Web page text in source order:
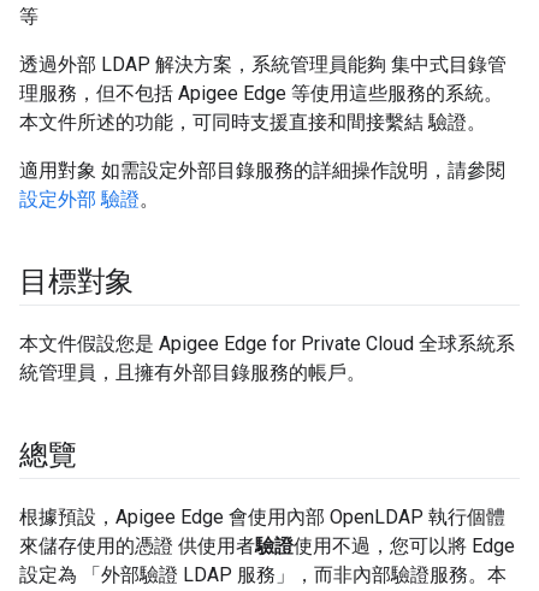
等
透過外部 LDAP 解決方案，系統管理員能夠 集中式目錄管
理服務，但不包括 Apigee Edge 等使用這些服務的系統。
本文件所述的功能，可同時支援直接和間接繫結 驗證。
適用對象 如需設定外部目錄服務的詳細操作說明，請參閱
設定外部 驗證。
目標對象
本文件假設您是 Apigee Edge for Private Cloud 全球系統系
統管理員，且擁有外部目錄服務的帳戶。
總覽
根據預設，Apigee Edge 會使用內部 OpenLDAP 執行個體
來儲存使用的憑證 供使用者驗證使用不過，您可以將 Edge
設定為 「外部驗證 LDAP 服務」
，而非內部驗證服務。本